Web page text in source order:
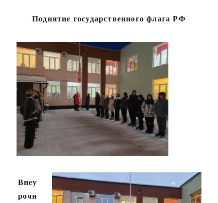
Поднятие государственного флага РФ
Внеу
рочн